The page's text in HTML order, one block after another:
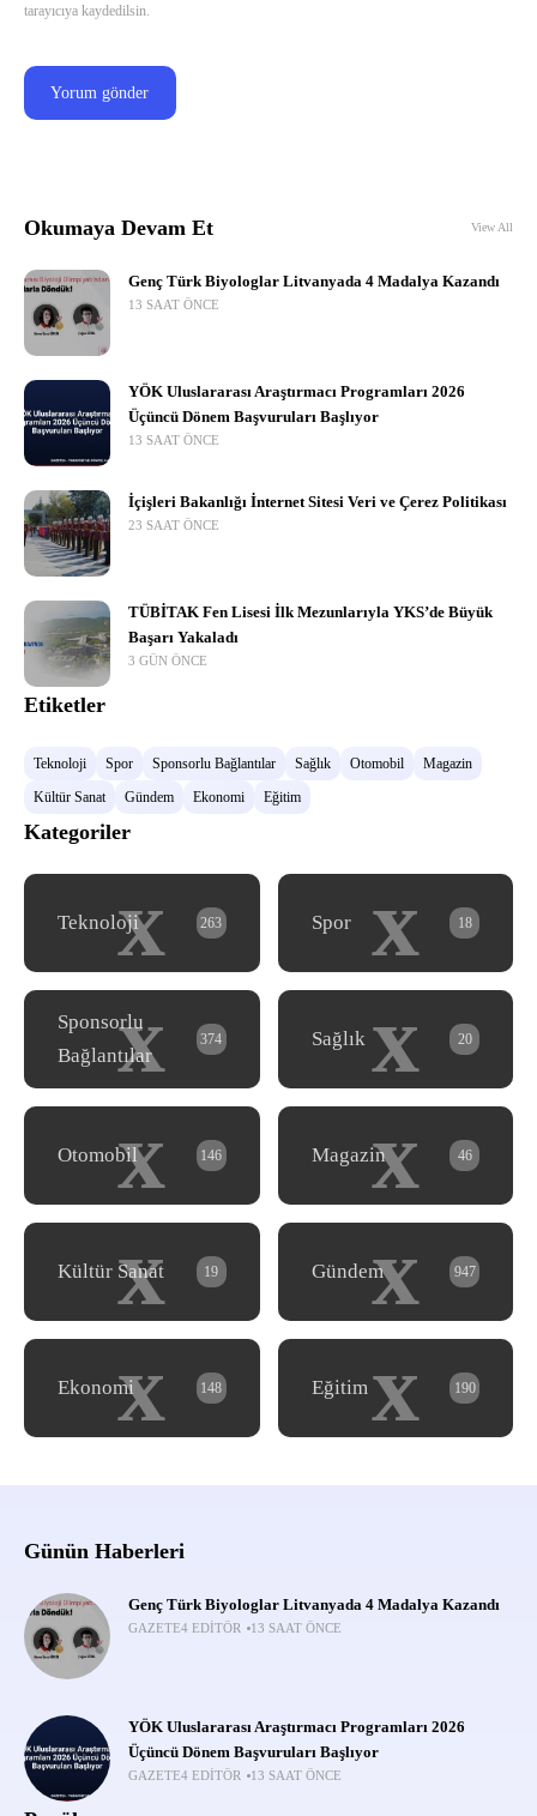
tarayıcıya kaydedilsin.
Okumaya Devam Et View All
Genç Türk Biyologlar Litvanyada 4 Madalya Kazandı
13 SAAT ÖNCE
YÖK Uluslararası Araştırmacı Programları 2026
Üçüncü Dönem Başvuruları Başlıyor
13 SAAT ÖNCE
İçişleri Bakanlığı İnternet Sitesi Veri ve Çerez Politikası
23 SAAT ÖNCE
TÜBİTAK Fen Lisesi İlk Mezunlarıyla YKS’de Büyük
Başarı Yakaladı
3 GÜN ÖNCE
Etiketler
Teknoloji Spor Sponsorlu Bağlantılar Sağlık Otomobil
Magazin
Kültür Sanat
Gündem Ekonomi Eğitim
Kategoriler
x
Teknoloji 263 x
Spor 18
x
Sponsorlu
Bağlantılar
374 x
Sağlık 20
x
Otomobil 146 x
Magazin 46
x
Kültür Sanat 19 x
Gündem 947
x
Ekonomi 148 x
Eğitim 190
Günün Haberleri
Genç Türk Biyologlar Litvanyada 4 Madalya Kazandı
GAZETE4 EDITÖR 13 SAAT ÖNCE
YÖK Uluslararası Araştırmacı Programları 2026
Üçüncü Dönem Başvuruları Başlıyor
GAZETE4 EDITÖR 13 SAAT ÖNCE